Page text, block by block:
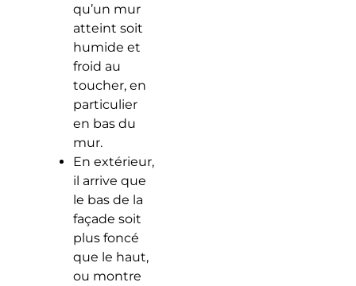
qu’un mur
atteint soit
humide et
froid au
toucher, en
particulier
en bas du
mur.
En extérieur,
il arrive que
le bas de la
façade soit
plus foncé
que le haut,
ou montre